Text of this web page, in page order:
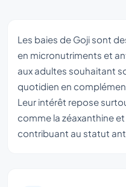
Les baies de Goji sont
en micronutriments et
aux adultes souhaitant
quotidien en
Leur intérêt repose
comme la zéaxanthine
contribuant au statut